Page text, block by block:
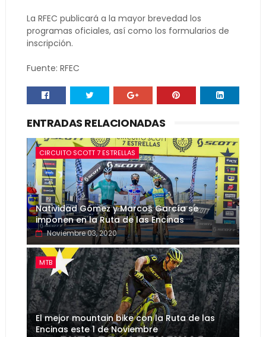
La RFEC publicará a la mayor brevedad los
programas oficiales, así como los formularios de
inscripción.
Fuente: RFEC
ENTRADAS RELACIONADAS
CIRCUITO SCOTT 7 ESTRELLAS
Natividad Gómez y Marcos García se
imponen en la Ruta de las Encinas
Noviembre 03, 2020
MTB
El mejor mountain bike con la Ruta de las
Encinas este 1 de Noviembre